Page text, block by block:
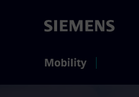
Mobility